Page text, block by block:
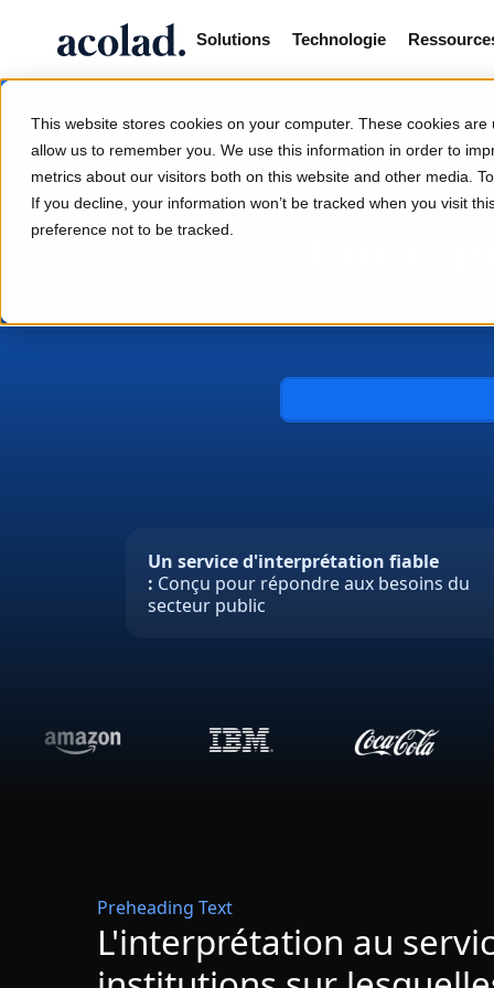
This website stores cookies on your computer. These cookies
allow us to remember you. We use this information in order to
metrics about our visitors both on this website and other media.
If you decline, your information won’t be tracked when you visit
preference not to be tracked.
Solutions Technologie
Des services
Un service d'interprétation fiable
: Conçu pour répondre aux besoins du
secteur public
Preheading Text
L'interprétation au